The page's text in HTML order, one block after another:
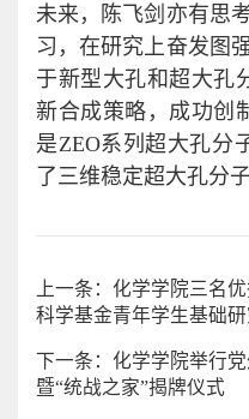
未来，陈飞剑亦有思
习，在研究上奋发图
于新型大孔和超大孔
新合成策略，成功创
是ZEO系列超大孔分
了三维稳定超大孔分
上一条：化学学院三名
科学基金青年学生基础
下一条：化学学院举行
暨“统战之家”揭牌仪式